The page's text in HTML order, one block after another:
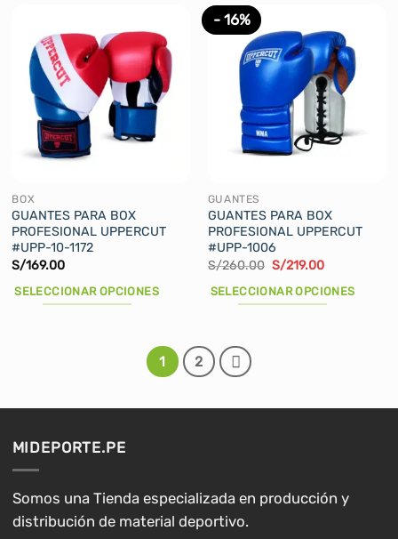
múltiples
variantes.
Las
opciones
pueden
elegir
la
página
de
producto
tiene
múltiples
variantes.
opciones
pueden
la
página
de
producto
BOX
GUANTES PARA BOX
PROFESIONAL UPPERCUT
#UPP-10-1172
S/169.00
SELECCIONAR OPCIONES
Las
se
pueden
elegir
la
- 16%
GUANTES
GUANTES PARA BOX
PROFESIONAL UPPERCUT
#UPP-1006
S/260.00 El
original
era:
S/219.00El
actual
es:
SELECCIONAR OPCIONES
tiene
múltiples
Las
elegir
la
1 2
MIDEPORTE.PE
Somos una Tienda especializada en producción y
distribución de material deportivo.